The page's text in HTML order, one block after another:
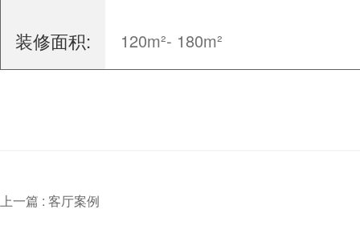
装修面积: 120m²- 180m²
上一篇 : 客厅案例